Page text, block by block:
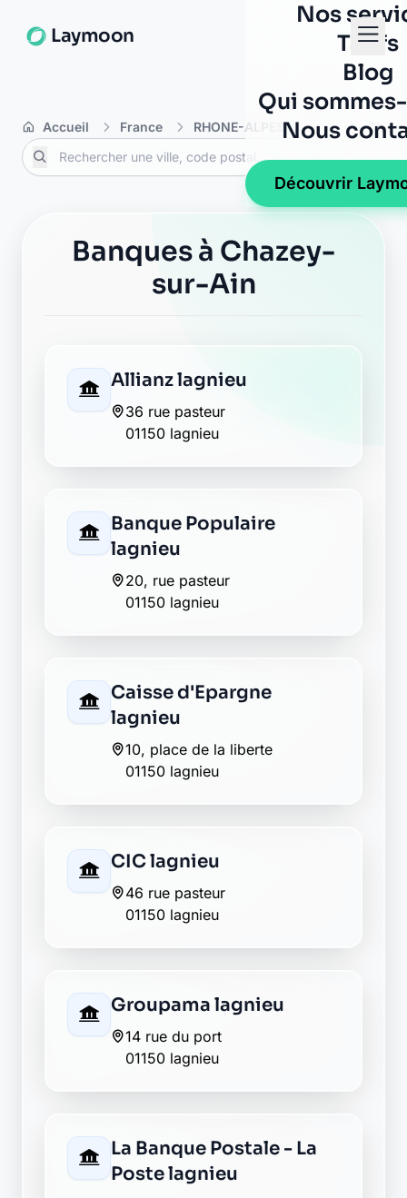
Laymoon
Nos
Tarifs
Blog
Qui
Nous
Découvrir
Accueil France RHONE-ALPES Ain
Banques à Chazey-
sur-Ain
Allianz lagnieu
36 rue pasteur
01150 lagnieu
Banque Populaire
lagnieu
20, rue pasteur
01150 lagnieu
Caisse d'Epargne
lagnieu
10, place de la liberte
01150 lagnieu
CIC lagnieu
46 rue pasteur
01150 lagnieu
Groupama lagnieu
14 rue du port
01150 lagnieu
La Banque Postale - La
Poste lagnieu